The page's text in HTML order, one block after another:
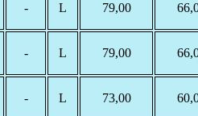
- L 79,00
- L 79,00
- L 73,00